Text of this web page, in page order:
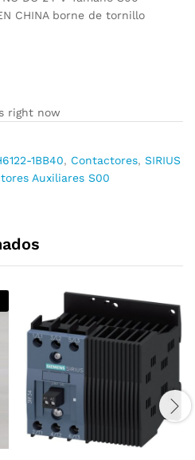
CHINA borne de tornillo
right now
1BB40, Contactores, SIRIUS
Auxiliares S00